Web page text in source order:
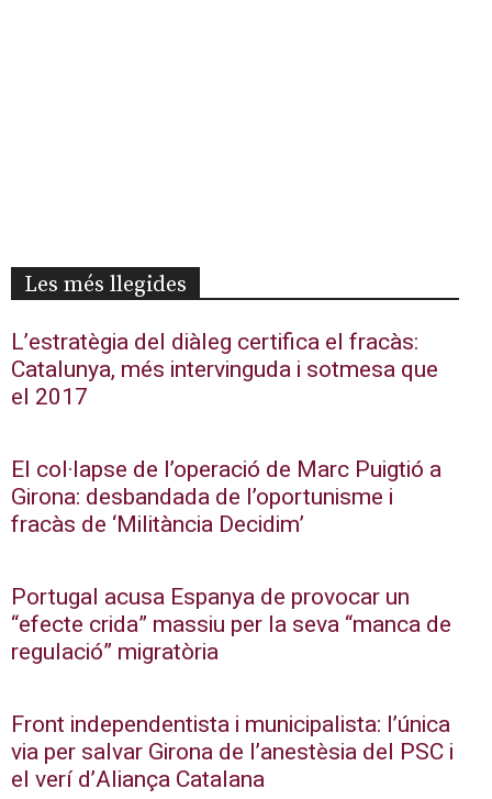
Les més llegides
L’estratègia del diàleg certifica el fracàs:
Catalunya, més intervinguda i sotmesa que
el 2017
El col·lapse de l’operació de Marc Puigtió a
Girona: desbandada de l’oportunisme i
fracàs de ‘Militància Decidim’
Portugal acusa Espanya de provocar un
“efecte crida” massiu per la seva “manca de
regulació” migratòria
Front independentista i municipalista: l’única
via per salvar Girona de l’anestèsia del PSC i
el verí d’Aliança Catalana